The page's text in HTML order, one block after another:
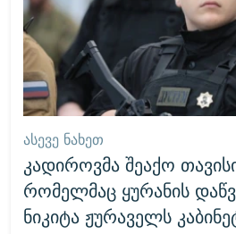
ᲐᲡᲔᲕᲔ ᲜᲐᲮᲔᲗ
კადიროვმა შეაქო
რომელმაც ყურანის
ნიკიტა ჟურაველს